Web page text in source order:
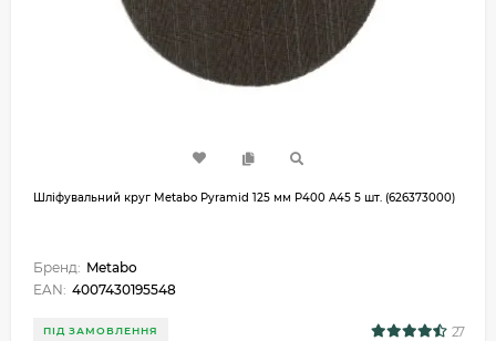
Шліфувальний круг Metabo Pyramid 125 мм P400 A45 5 шт. (626373000)
Бренд: Metabo
EAN: 4007430195548
ПІД ЗАМОВЛЕННЯ 27